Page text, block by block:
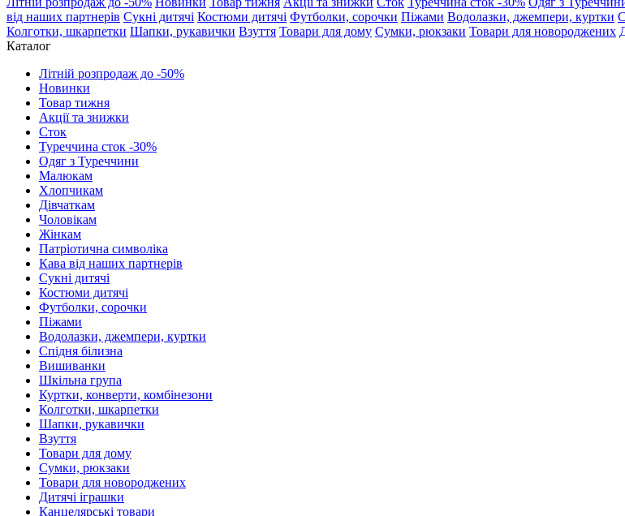
від наших партнерів Сукні дитячі Костюми дитячі Футболки, сорочки Піжами Водолазки, джемпери, куртки
Колготки, шкарпетки Шапки, рукавички Взуття Товари для дому Сумки, рюкзаки Товари для новороджених
Каталог
Літній розпродаж до -50%
Новинки
Товар тижня
Акції та знижки
Сток
Туреччина сток -30%
Одяг з Туреччини
Малюкам
Хлопчикам
Дівчаткам
Чоловікам
Жінкам
Патріотична символіка
Кава від наших партнерів
Сукні дитячі
Костюми дитячі
Футболки, сорочки
Піжами
Водолазки, джемпери, куртки
Спідня білизна
Вишиванки
Шкільна група
Куртки, конверти, комбінезони
Колготки, шкарпетки
Шапки, рукавички
Взуття
Товари для дому
Сумки, рюкзаки
Товари для новороджених
Дитячі іграшки
Канцелярські товари